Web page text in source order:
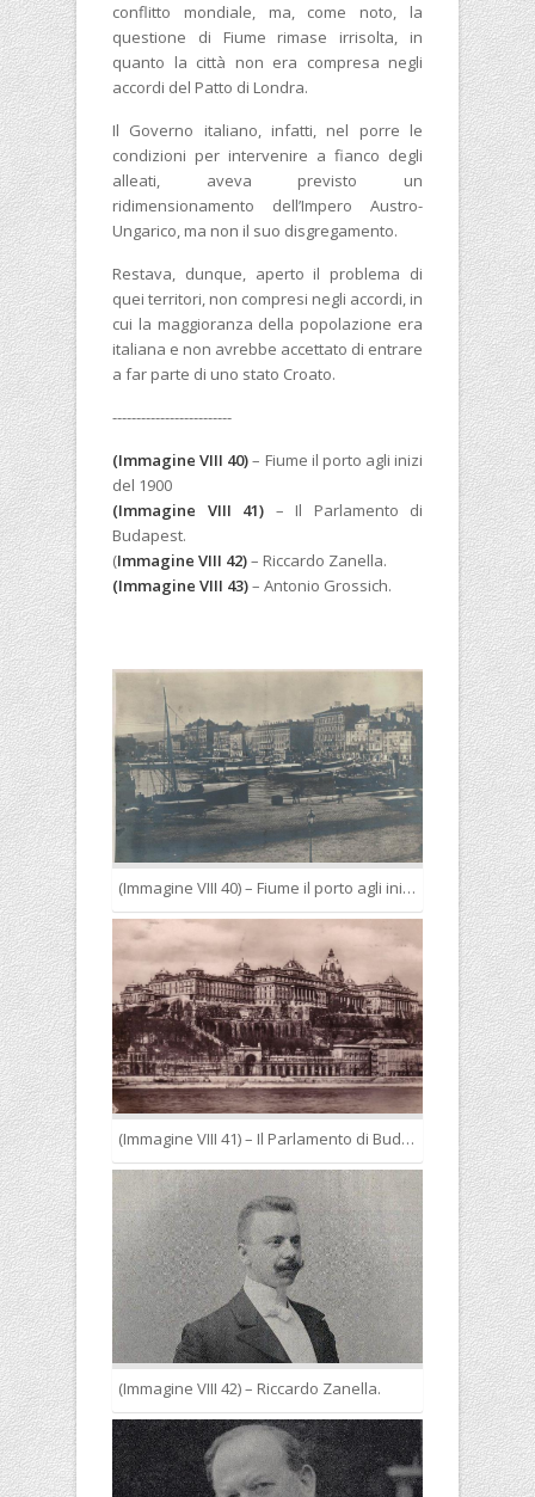
conflitto mondiale, ma, come noto, la
questione di Fiume rimase irrisolta, in
quanto la città non era compresa negli
accordi del Patto di Londra.
Il Governo italiano, infatti, nel porre le
condizioni per intervenire a fianco degli
alleati, aveva previsto un
ridimensionamento dell’Impero Austro-
Ungarico, ma non il suo disgregamento.
Restava, dunque, aperto il problema di
quei territori, non compresi negli accordi, in
cui la maggioranza della popolazione era
italiana e non avrebbe accettato di entrare
a far parte di uno stato Croato.
-------------------------
(Immagine VIII 40)– Fiume il porto agli inizi
del 1900
(Immagine VIII 41) – Il Parlamento di
Budapest.
(Immagine VIII 42)– Riccardo Zanella.
(Immagine VIII 43)– Antonio Grossich.
(Immagine VIII 40) – Fiume il porto agli inizi del 1900
(Immagine VIII 41) – Il Parlamento di Budapest.
(Immagine VIII 42) – Riccardo Zanella.